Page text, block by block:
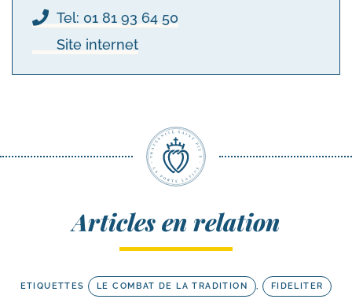
Tel: 01 81 93 64 50
Site internet
Articles en relation
ETIQUETTES LE COMBAT DE LA TRADITION , FIDELITER